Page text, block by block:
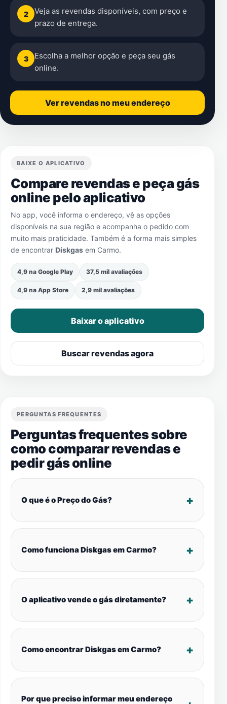
2
Veja as revendas disponíveis, com preço e
prazo de entrega.
3
Escolha a melhor opção e peça seu gás
online.
Ver revendas no meu endereço
BAIXE O APLICATIVO
Compare revendas e peça gás
online pelo aplicativo
No app, você informa o endereço, vê as opções
disponíveis na sua região e acompanha o pedido com
muito mais praticidade. Também é a forma mais simples
de encontrar Diskgas em Carmo.
4,9 na Google Play 37,5 mil avaliações
4,9 na App Store 2,9 mil avaliações
Baixar o aplicativo
Buscar revendas agora
PERGUNTAS FREQUENTES
Perguntas frequentes sobre
como comparar revendas e
pedir gás online
O que é o Preço do Gás?
Como funciona Diskgas em Carmo?
O aplicativo vende o gás diretamente?
Como encontrar Diskgas em Carmo?
Por que preciso informar meu endereço